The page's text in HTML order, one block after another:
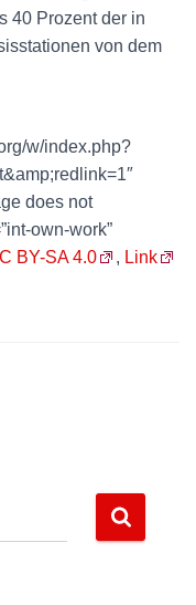
40 Prozent der in
von dem
w/index.php?
does not
own-work”
BY-SA 4.0 , Link